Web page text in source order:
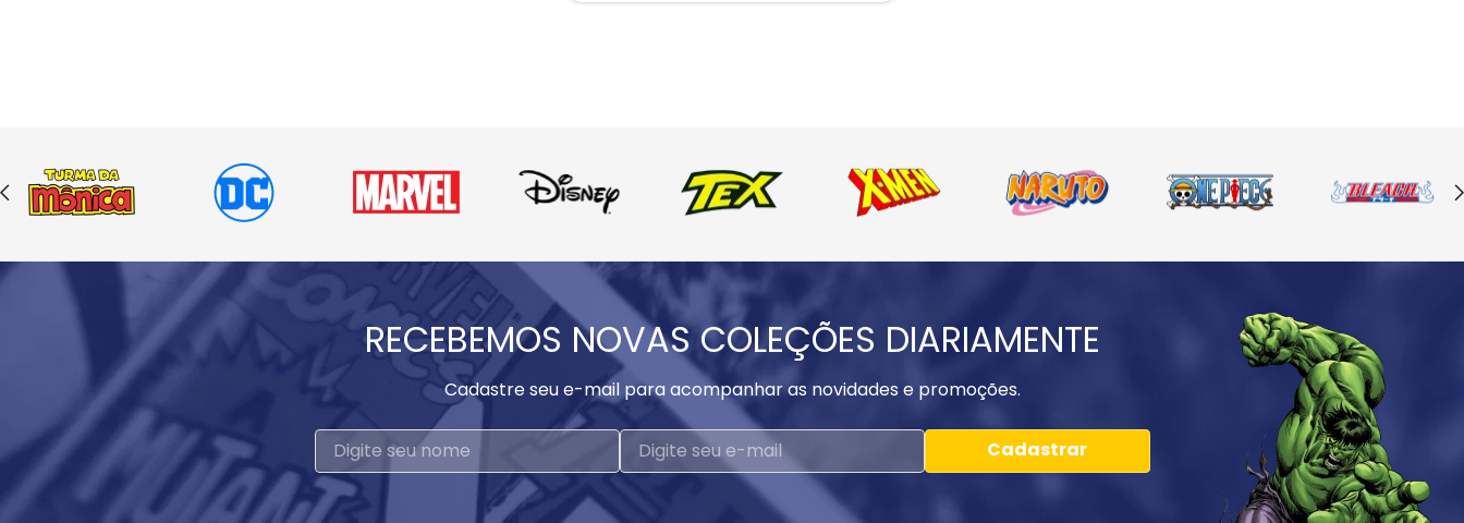
RECEBEMOS NOVAS COLEÇÕES DIARIAMENTE
Cadastre seu e-mail para acompanhar as novidades e promoções.
Cadastrar